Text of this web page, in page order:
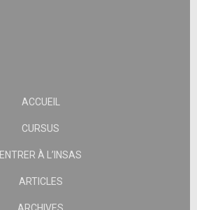
ACCUEIL
CURSUS
ENTRER À L’INSAS
ARTICLES